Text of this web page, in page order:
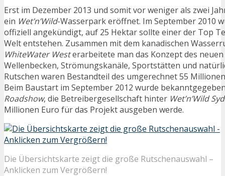
Erst im Dezember 2013 und somit vor weniger als zwei
ein Wet’n’Wild-Wasserpark eröffnet. Im September 2010
offiziell angekündigt, auf 25 Hektar sollte einer der Top
Welt entstehen. Zusammen mit dem kanadischen
WhiteWater Westerarbeitete man das Konzept des
Wellenbecken, Strömungskanäle, Sportstätten und
Rutschen waren Bestandteil des umgerechnet 55
Beim Baustart im September 2012 wurde
Roadshow, die Betreibergesellschaft hinter Wet’n’Wild
Millionen Euro für das Projekt ausgeben werde.
Die Übersichtskarte zeigt die große Rutschenauswahl –
Anklicken zum Vergrößern!